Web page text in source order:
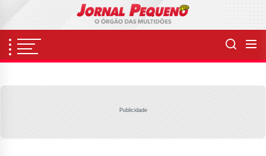
content
Publicidade